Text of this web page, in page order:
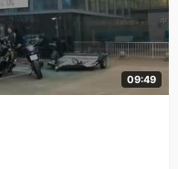
09:49